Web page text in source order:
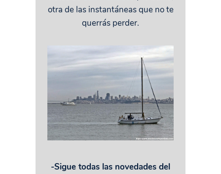
otra de las instantáneas que no te
querrás perder.
-Sigue todas las novedades del